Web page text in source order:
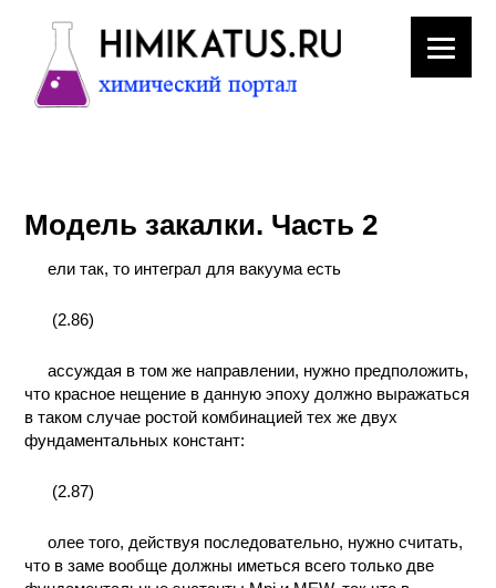
ХИМИЧЕСКАЯ
ВРЕДНЫЕ
МЕТОДЫ
ПРАКТИЧЕСКОЙ
ХИМИИ
ХИМИЯ НА
И ХИМИЧЕСКАЯ
ТЕХНОЛОГИЯ
Модель закалки. Часть 2
ели так, то интеграл для вакуума есть
(2.86)
ассуждая в том же направлении, нужно предположить,
что красное нещение в данную эпоху должно выражаться
в таком случае ростой комбинацией тех же двух
фундаментальных констант:
(2.87)
олее того, действуя последовательно, нужно считать,
что в заме вообще должны иметься всего только две